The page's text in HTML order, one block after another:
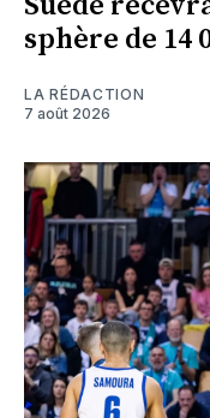
sphère de 14
LA RÉDACTION
7 août 2026